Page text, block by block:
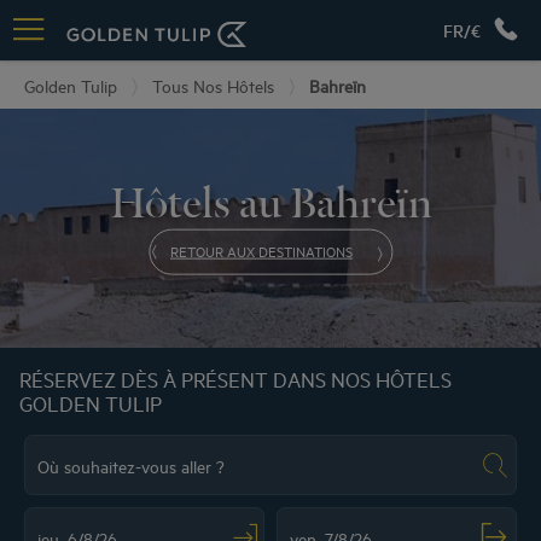
FR/€
Golden Tulip Tous Nos Hôtels Bahreïn
Hôtels au Bahreïn
RETOUR AUX DESTINATIONS
RÉSERVEZ DÈS À PRÉSENT DANS NOS HÔTELS
GOLDEN TULIP